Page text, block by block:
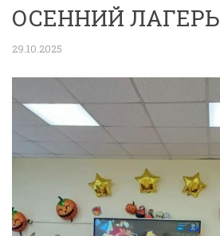
ОСЕННИЙ ЛАГЕРЬ
29.10.2025